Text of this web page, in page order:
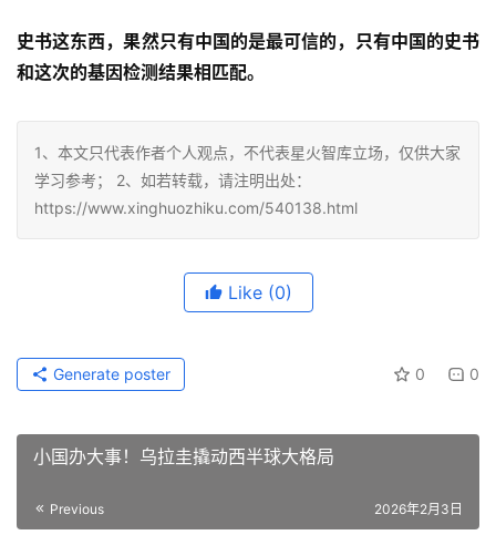
史书这东西，果然只有中国的是最可信的，只有中国的史书
和这次的基因检测结果相匹配。
1、本文只代表作者个人观点，不代表星火智库立场，仅供大家
学习参考； 2、如若转载，请注明出处：
https://www.xinghuozhiku.com/540138.html
Like (0)
0 0
Generate poster
小国办大事！乌拉圭撬动西半球大格局
Previous 2026年2月3日